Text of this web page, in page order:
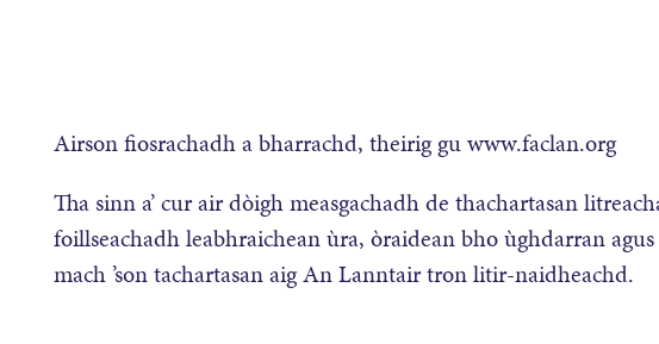
Airson fiosrachadh a bharrachd, theirig gu www.faclan.org
Tha sinn a’ cur air dòigh measgachadh de thachartasan
foillseachadh leabhraichean ùra, òraidean bho ùghdarran
mach ’son tachartasan aig An Lanntair tron litir-naidheachd.